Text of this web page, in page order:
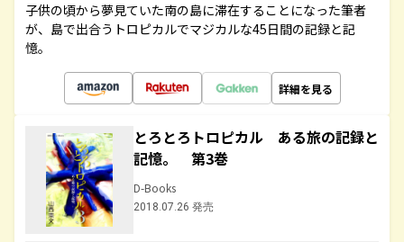
子供の頃から夢見ていた南の島に滞在することになった筆者
が、島で出合うトロピカルでマジカルな45日間の記録と記
憶。
詳細を見る
とろとろトロピカル ある旅の記録と
記憶。 第3巻
D-Books
2018.07.26 発売